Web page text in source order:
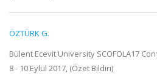
ÖZTÜRK G.
Bülent Ecevit University SCOFOLA17
8 - 10 Eylül 2017, (Özet Bildiri)